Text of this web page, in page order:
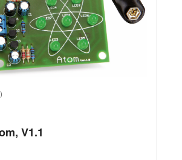
Bewertung von 5 von 5 Sternen
V1.1